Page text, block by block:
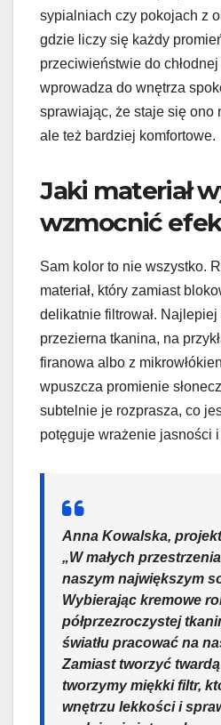
sypialniach czy pokojach z
gdzie liczy się każdy
przeciwieństwie do
wprowadza do wnętrza
sprawiając, że staje się ono
ale też bardziej komfortowe.
Jaki materiał
wzmocnić
Sam kolor to nie wszystko.
materiał, który zamiast
delikatnie filtrował.
przezierna tkanina, na
firanowa albo z
wpuszcza promienie
subtelnie je rozprasza, co
potęguje wrażenie jasności
Anna Kowalska,
„W małych
naszym największym
Wybierając kremowe
półprzezroczystej
światłu pracować na
Zamiast tworzyć
tworzymy miękki filtr,
wnętrzu lekkości i